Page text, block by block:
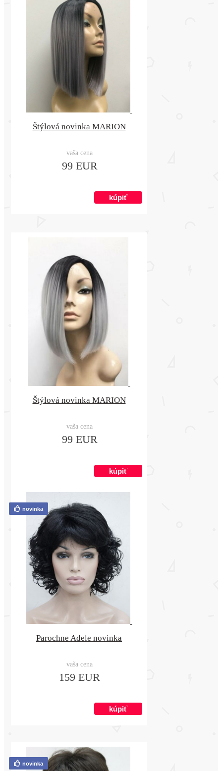
Štýlová novinka MARION
vaša cena
99 EUR
Štýlová novinka MARION
vaša cena
99 EUR
Parochne Adele novinka
vaša cena
159 EUR
novinka
novinka